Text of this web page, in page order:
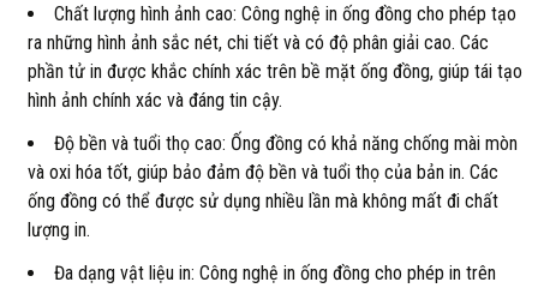
Chất lượng hình ảnh cao: Công nghệ in ống đồng cho phép tạo
ra những hình ảnh sắc nét, chi tiết và có độ phân giải cao. Các
phần tử in được khắc chính xác trên bề mặt ống đồng, giúp tái tạo
hình ảnh chính xác và đáng tin cậy.
Độ bền và tuổi thọ cao: Ống đồng có khả năng chống mài mòn
và oxi hóa tốt, giúp bảo đảm độ bền và tuổi thọ của bản in. Các
ống đồng có thể được sử dụng nhiều lần mà không mất đi chất
lượng in.
Đa dạng vật liệu in: Công nghệ in ống đồng cho phép in trên